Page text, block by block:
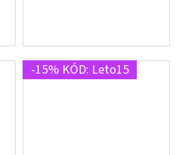
-15% KÓD: Leto15